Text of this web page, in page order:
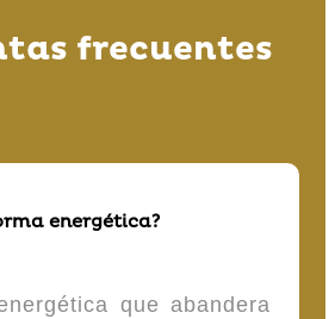
frecuentes
energética?
que abandera